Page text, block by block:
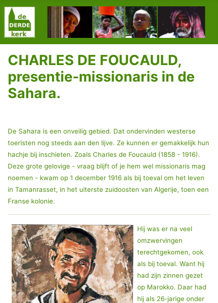
CHARLES DE FOUCAULD,
presentie-missionaris in de
Sahara.
De Sahara is een onveilig gebied. Dat ondervinden westerse
toeristen nog steeds aan den lijve. Ze kunnen er gemakkelijk hun
hachje bij inschieten. Zoals Charles de Foucauld (1858 - 1916).
Deze grote gelovige - vraag blijft of je hem wel missionaris mag
noemen - kwam op 1 december 1916 als bij toeval om het leven
in Tamanrasset, in het uiterste zuidoosten van Algerije, toen een
Franse kolonie.
Hij was er na veel
omzwervingen
terechtgekomen, ook
als bij toeval. Want hij
had zijn zinnen gezet
op Marokko. Daar had
hij als 26-jarige onder